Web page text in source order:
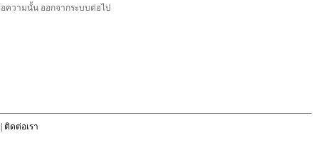
ความนั้น ออกจากระบบต่อไป
ติดต่อเรา